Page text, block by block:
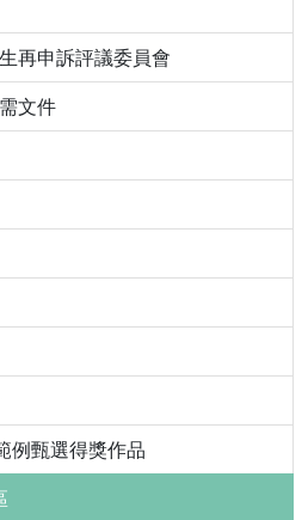
再申訴評議委員會
文件
例甄選得獎作品